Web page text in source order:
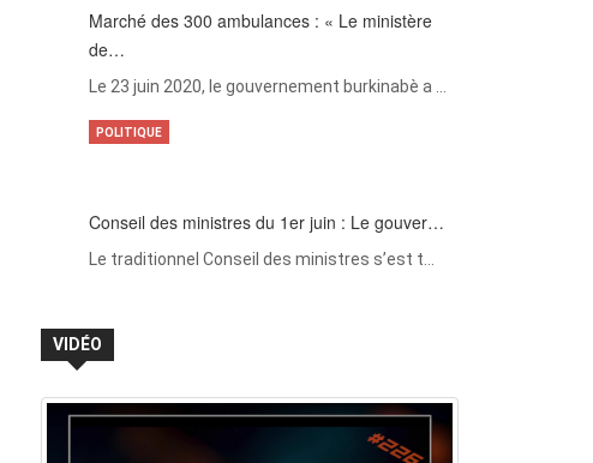
Marché des 300 ambulances : « Le ministère
de…
Le 23 juin 2020, le gouvernement burkinabè a …
Conseil des ministres du 1er juin : Le gouver…
Le traditionnel Conseil des ministres s’est t…
POLITIQUE
VIDÉO